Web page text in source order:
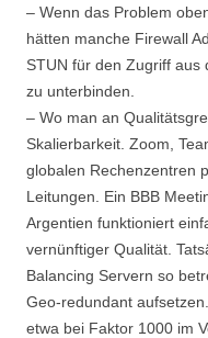
– Wenn das Problem
hätten manche Firewall
STUN für den Zugriff aus
zu unterbinden.
– Wo man an
Skalierbarkeit. Zoom,
globalen Rechenzentren
Leitungen. Ein BBB
Argentien funktioniert
vernünftiger Qualität.
Balancing Servern so
Geo-redundant
etwa bei Faktor 1000 im